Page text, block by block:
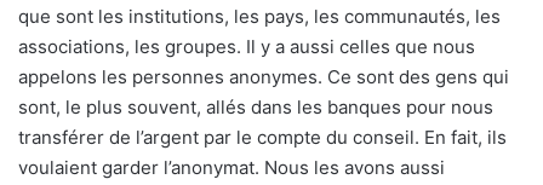
que sont les institutions, les pays, les communautés, les
associations, les groupes. Il y a aussi celles que nous
appelons les personnes anonymes. Ce sont des gens qui
sont, le plus souvent, allés dans les banques pour nous
transférer de l’argent par le compte du conseil. En fait, ils
voulaient garder l’anonymat. Nous les avons aussi